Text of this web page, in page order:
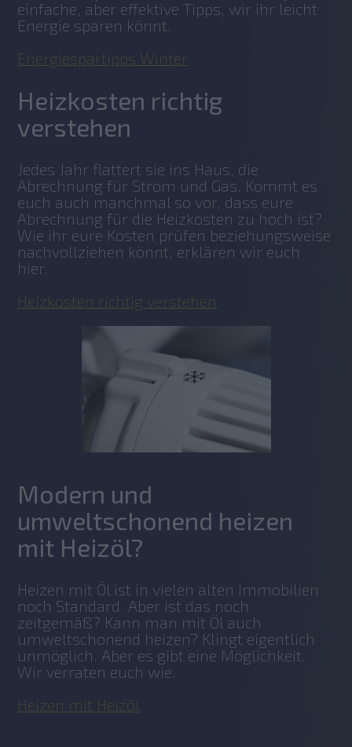
einfache, aber effektive Tipps, wir ihr leicht
Energie sparen könnt.
Energiespartipps Winter
Heizkosten richtig
verstehen
Jedes Jahr flattert sie ins Haus, die
Abrechnung für Strom und Gas. Kommt es
euch auch manchmal so vor, dass eure
Abrechnung für die Heizkosten zu hoch ist?
Wie ihr eure Kosten prüfen beziehungsweise
nachvollziehen könnt, erklären wir euch
hier.
Heizkosten richtig verstehen
Modern und
umweltschonend heizen
mit Heizöl?
Heizen mit Öl ist in vielen alten Immobilien
noch Standard. Aber ist das noch
zeitgemäß? Kann man mit Öl auch
umweltschonend heizen? Klingt eigentlich
unmöglich. Aber es gibt eine Möglichkeit.
Wir verraten euch wie.
Heizen mit Heizöl